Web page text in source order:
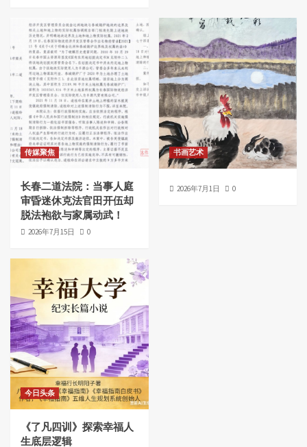
传媒聚焦
长春二道法院：当事人庭
审昏迷休克法官田开伍却
脱法袍欲与家属动武！
2026年7月15日 0
书画艺术
2026年7月1日 0
今日头条
《了凡四训》探索幸福人
生底层逻辑